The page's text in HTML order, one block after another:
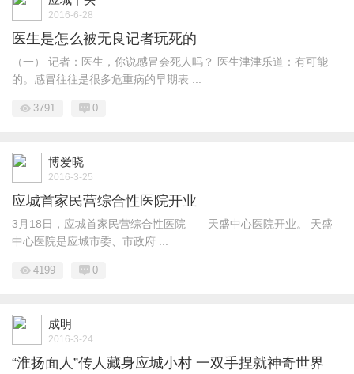
2016-6-28
医生是怎么被无良记者玩死的
（一） 记者：医生，你说感冒会死人吗？ 医生津津乐道：有可能
的。感冒往往是很多危重病的早期表 ...
3791 0
博爱晓
2016-3-25
应城首家民营综合性医院开业
3月18日，应城首家民营综合性医院——天盛中心医院开业。 天盛
中心医院是应城市委、市政府 ...
4199 0
成明
2016-3-24
“淮扬面人”传人藏身应城小村 一双手捏就神奇世界